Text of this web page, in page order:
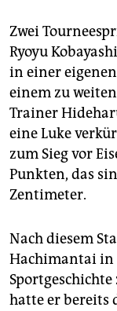
Zwei
Ryoyu
in einer
einem zu
Trainer
eine Luke
zum Sieg vor
Punkten, das
Zentimeter.
Nach diesem
Hachimantai in
hatte er bereits